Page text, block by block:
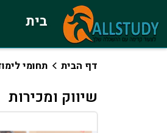
בית
דף הבית תחומי
שיווק ומכירות